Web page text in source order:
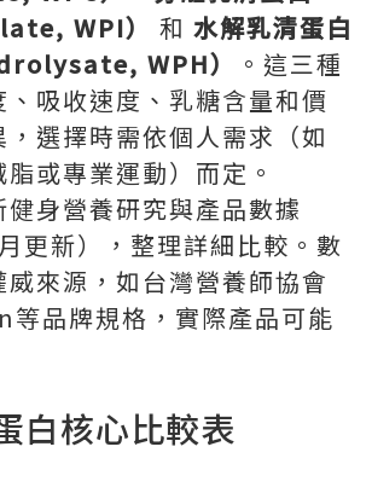
WPI）
和 水解乳清蛋白
WPH）
。這三種
吸收速度、乳糖含量和價
選擇時需依個人需求（如
或專業運動）而定。
身營養研究與產品數據
更新），整理詳細比較。數
來源，如台灣營養師協會
品牌規格，實際產品可能
白核心比較表